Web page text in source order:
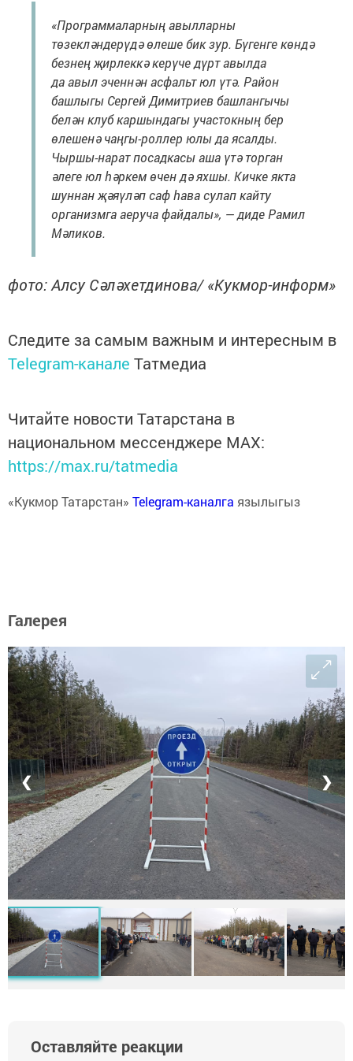
«Программаларның авылларны
төзекләндерүдә өлеше бик зур. Бүгенге көндә
безнең җирлеккә керүче дүрт авылда
да авыл эченнән асфальт юл үтә. Район
башлыгы Сергей Димитриев башлангычы
белән клуб каршындагы участокның бер
өлешенә чаңгы-роллер юлы да ясалды.
Чыршы-нарат посадкасы аша үтә торган
әлеге юл һәркем өчен дә яхшы. Кичке якта
шуннан җәяүләп саф һава сулап кайту
организмга аеруча файдалы», — диде Рамил
Мәликов.
фото: Алсу Сәләхетдинова/ «Кукмор-информ»
Следите за самым важным и интересным в
Telegram-канале Татмедиа
Читайте новости Татарстана в
национальном мессенджере MАХ:
https://max.ru/tatmedia
«Кукмор Татарстан» Telegram-каналга язылыгыз
Галерея
❮ ❯
Оставляйте реакции